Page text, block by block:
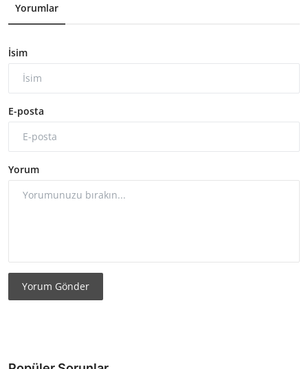
Yorumlar
İsim
E-posta
Yorum
Yorum Gönder